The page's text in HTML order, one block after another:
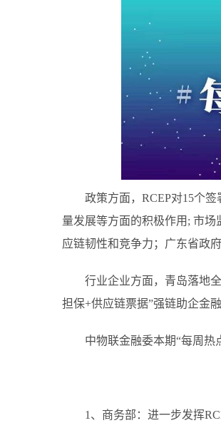
政策方面，RCEP对15个
量发展等方面的积极作用; 市
应链韧性和竞争力；广东省政
行业企业方面，青岛落地
担保+供应链票据”强链助企金
中物联金融委本期“每周热
1、商务部：进一步发挥